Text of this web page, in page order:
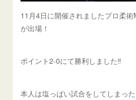
11月4日に開催されましたプロ柔
が出場！
ポイント2-0にて勝利しました‼️
本人は塩っぱい試合をしてしまった